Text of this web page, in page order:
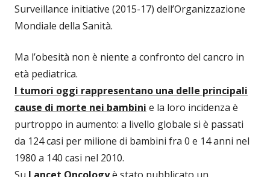
Surveillance initiative (2015-17) dell’Organizzazione
Mondiale della Sanità.
Ma l’obesità non è niente a confronto del cancro in
età pediatrica.
I tumori oggi rappresentano una delle principali
cause di morte nei bambini e la loro incidenza è
purtroppo in aumento: a livello globale si è passati
da 124 casi per milione di bambini fra 0 e 14 anni nel
1980 a 140 casi nel 2010.